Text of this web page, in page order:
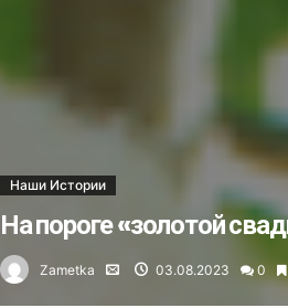
Наши Истории
На пороге «золотой
Zametka 03.08.2023 0